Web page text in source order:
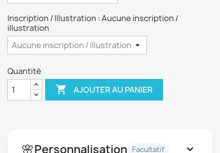
Inscription / Illustration : Aucune inscription /
illustration
Quantité
 AJOUTER AU PANIER
🌸Personnalisation Facultatif expand_more